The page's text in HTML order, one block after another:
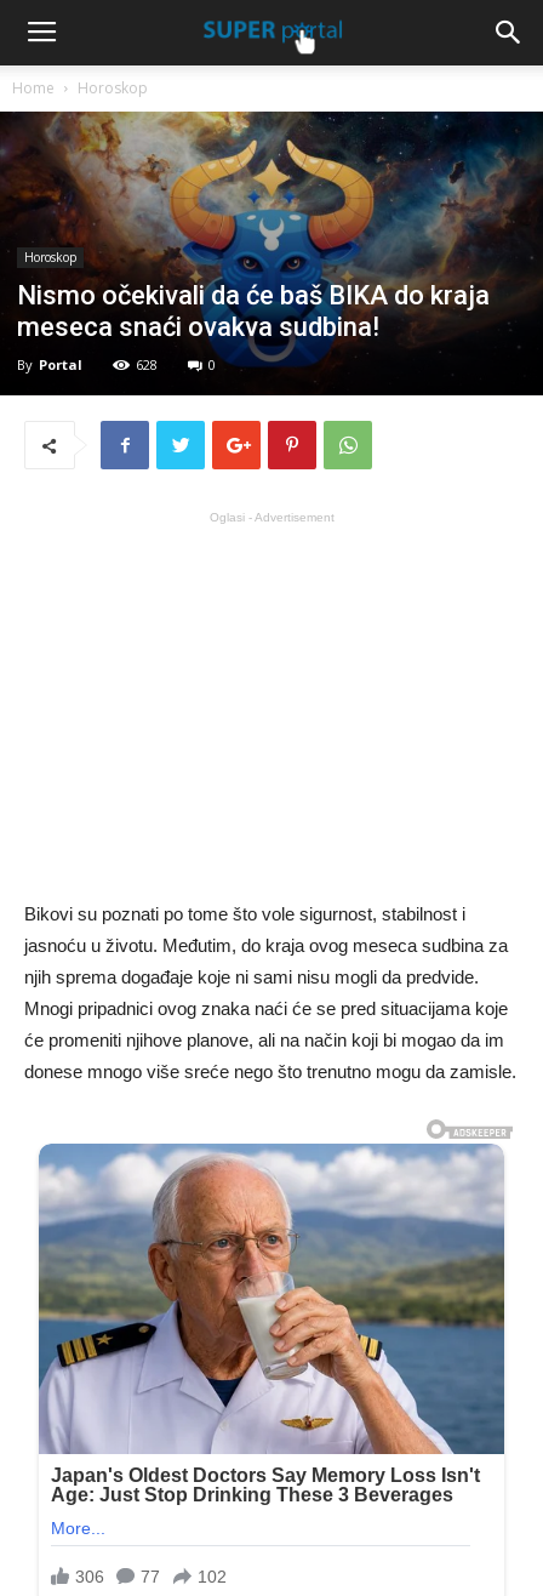
Home Horoskop
Horoskop
Nismo očekivali da će baš BIKA do kraja
meseca snaći ovakva sudbina!
By Portal 628 0
Oglasi - Advertisement
Bikovi su poznati po tome što vole sigurnost, stabilnost i
jasnoću u životu. Međutim, do kraja ovog meseca sudbina za
njih sprema događaje koje ni sami nisu mogli da predvide.
Mnogi pripadnici ovog znaka naći će se pred situacijama koje
će promeniti njihove planove, ali na način koji bi mogao da im
donese mnogo više sreće nego što trenutno mogu da zamisle.